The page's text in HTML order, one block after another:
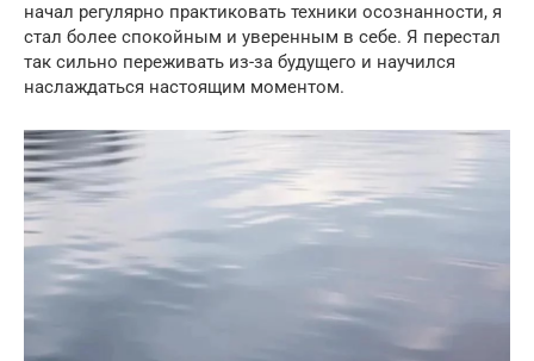
начал регулярно практиковать техники осознанности, я
стал более спокойным и уверенным в себе. Я перестал
так сильно переживать из-за будущего и научился
наслаждаться настоящим моментом.